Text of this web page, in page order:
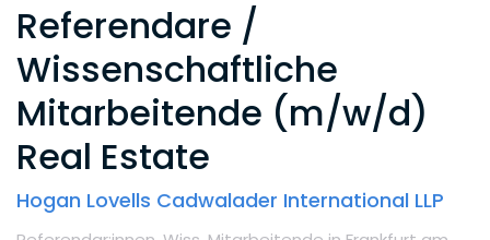
Referendare /
Wissenschaftliche
Mitarbeitende (m/w/d)
Real Estate
Hogan Lovells Cadwalader International LLP